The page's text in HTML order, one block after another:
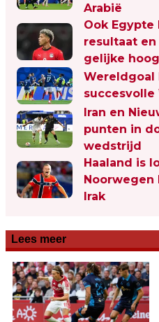
Arabië
Ook
resultaat
gelijke
Wereldgoal
succesvolle
Iran en
punten in
wedstrijd
Haaland is
Noorwegen
Irak